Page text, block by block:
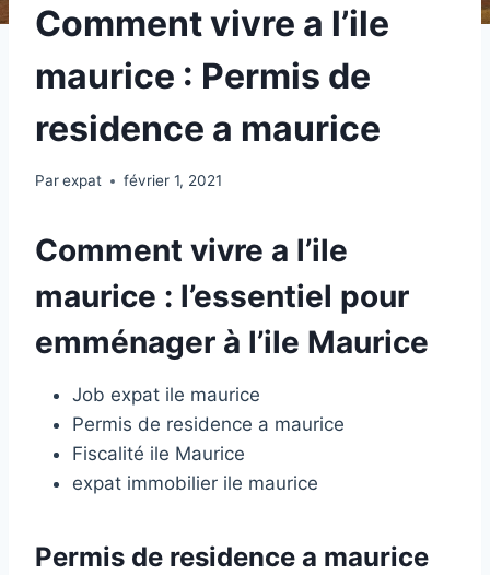
Comment vivre a l’ile
maurice : Permis de
residence a maurice
Parexpat février 1, 2021
Comment vivre a l’ile
maurice : l’essentiel pour
emménager à l’ile Maurice
Job expat ile maurice
Permis de residence a maurice
Fiscalité ile Maurice
expat immobilier ile maurice
Permis de residence a maurice